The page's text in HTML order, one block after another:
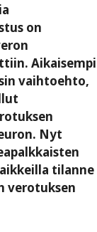
on
Aikaisempi
vaihtoehto,
Nyt
tilanne
verotuksen